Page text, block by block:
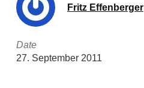
Fritz Effenberger
Date
27. September 2011